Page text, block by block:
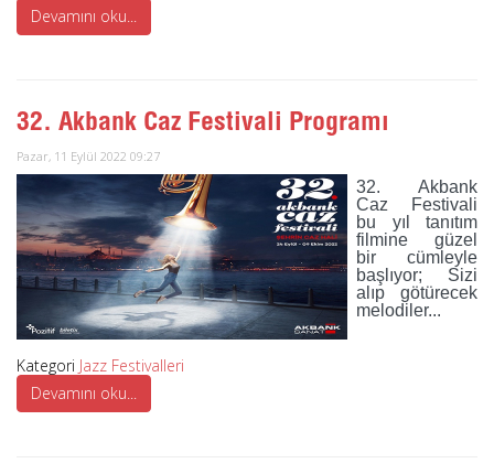
Devamını oku...
32. Akbank Caz Festivali Programı
Pazar, 11 Eylül 2022 09:27
32. Akbank
Caz Festivali
bu yıl tanıtım
filmine güzel
bir cümleyle
başlıyor; Sizi
alıp götürecek
melodiler...
Kategori Jazz Festivalleri
Devamını oku...